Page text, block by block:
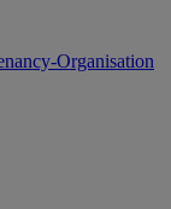
Organisation